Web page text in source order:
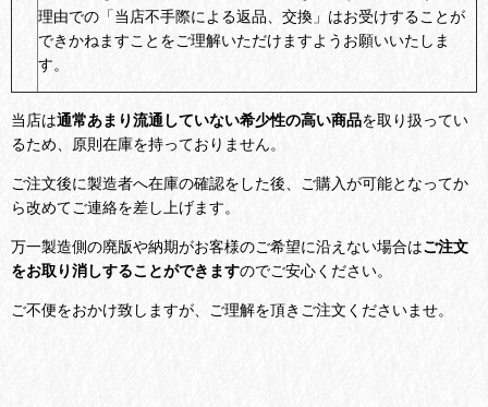
理由での「当店不手際による返品、交換」はお受けすることが
できかねますことをご理解いただけますようお願いいたしま
す。
当店は通常あまり流通していない希少性の高い商品を取り扱ってい
るため、原則在庫を持っておりません。
ご注文後に製造者へ在庫の確認をした後、ご購入が可能となってか
ら改めてご連絡を差し上げます。
万一製造側の廃版や納期がお客様のご希望に沿えない場合はご注文
をお取り消しすることができますのでご安心ください。
ご不便をおかけ致しますが、ご理解を頂きご注文くださいませ。